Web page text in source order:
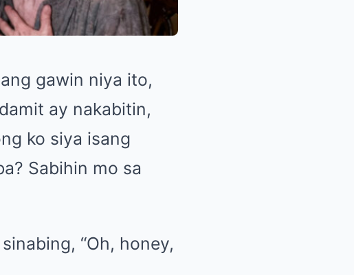
gawin niya ito,
ay nakabitin,
ko siya isang
Sabihin mo sa
“Oh, honey,